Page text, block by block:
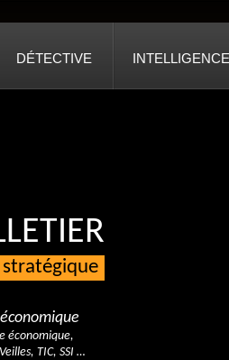
DÉTECTIVE
économique,
TIC, SSI …